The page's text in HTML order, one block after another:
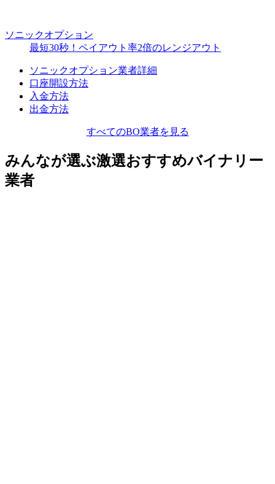
ソニックオプション
最短30秒！ペイアウト率2倍のレンジアウト
ソニックオプション業者詳細
口座開設方法
入金方法
出金方法
すべてのBO業者を見る
みんなが選ぶ激選おすすめバイナリー
業者